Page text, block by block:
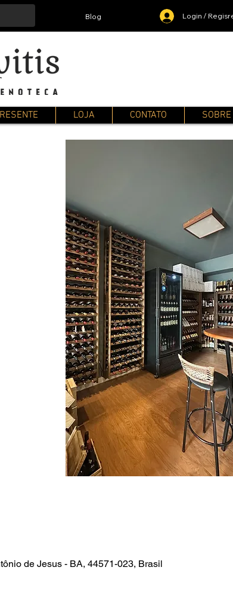
Blog Login /
LOJA CONTATO
de Jesus - BA, 44571-023, Brasil